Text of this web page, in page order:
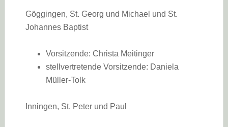
Göggingen, St. Georg und Michael und St.
Johannes Baptist
Vorsitzende: Christa Meitinger
stellvertretende Vorsitzende: Daniela
Müller-Tolk
Inningen, St. Peter und Paul